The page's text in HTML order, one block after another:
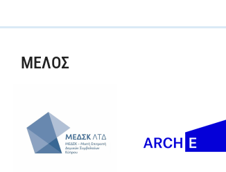
ΜΕΛΟΣ